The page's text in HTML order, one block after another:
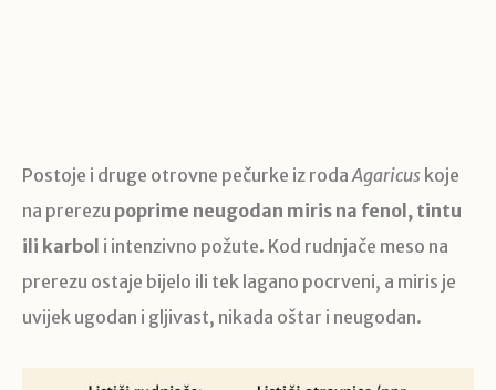
Postoje i druge otrovne pečurke iz rodaAgaricus koje
na prerezu poprime neugodan miris na fenol, tintu
ili karbol i intenzivno požute. Kod rudnjače meso na
prerezu ostaje bijelo ili tek lagano pocrveni, a miris je
uvijek ugodan i gljivast, nikada oštar i neugodan.